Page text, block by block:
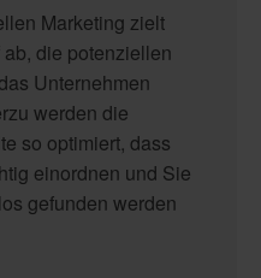
Marketing zielt
die potenziellen
Unternehmen
werden die
so optimiert, dass
einordnen und Sie
gefunden werden